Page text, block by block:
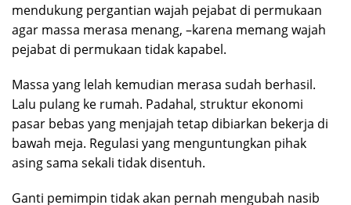
mendukung pergantian wajah pejabat di permukaan
agar massa merasa menang, –karena memang wajah
pejabat di permukaan tidak kapabel.
Massa yang lelah kemudian merasa sudah berhasil.
Lalu pulang ke rumah. Padahal, struktur ekonomi
pasar bebas yang menjajah tetap dibiarkan bekerja di
bawah meja. Regulasi yang menguntungkan pihak
asing sama sekali tidak disentuh.
Ganti pemimpin tidak akan pernah mengubah nasib